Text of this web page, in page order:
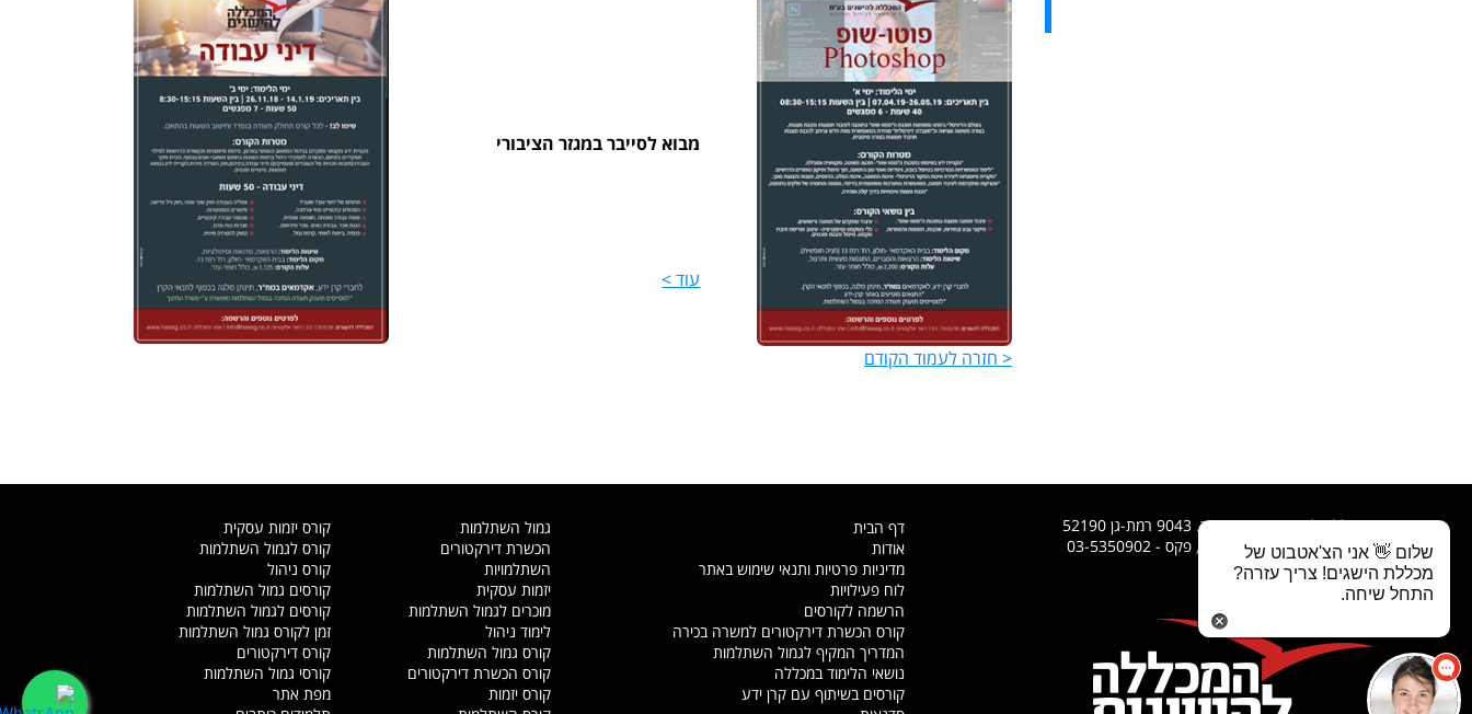
מבוא לסייבר במגזר הציבורי
עוד >
דיני עבודה
עוד >
< חזרה לעמוד הקודם
המכללה להישגים בע"מ, ת.ד. 9043 רמת-גן 52190
טלפון רב קווי - 03-7369296, פקס - 03-5350902
דף הבית
אודות
מדיניות פרטיות ותנאי שימוש באתר
לוח פעילויות
הרשמה לקורסים
קורס הכשרת דירקטורים למשרה בכירה
המדריך המקיף לגמול השתלמות
נושאי הלימוד במכללה
קורסים בשיתוף עם קרן ידע
גמול השתלמות
הכשרת דירקטורים
השתלמויות
יזמות עסקית
מוכרים לגמול השתלמות
לימוד ניהול
קורס גמול השתלמות
קורס הכשרת דירקטורים
קורס יזמות
קורס יזמות עסקית
קורס לגמול השתלמות
קורס ניהול
קורסים גמול השתלמות
קורסים לגמול השתלמות
זמן לקורס גמול השתלמות
קורס דירקטורים
קורסי גמול השתלמות
מפת אתר
שלום 👋 אני הצ'אטבוט של
מכללת הישגים! צריך עזרה?
התחל שיחה.